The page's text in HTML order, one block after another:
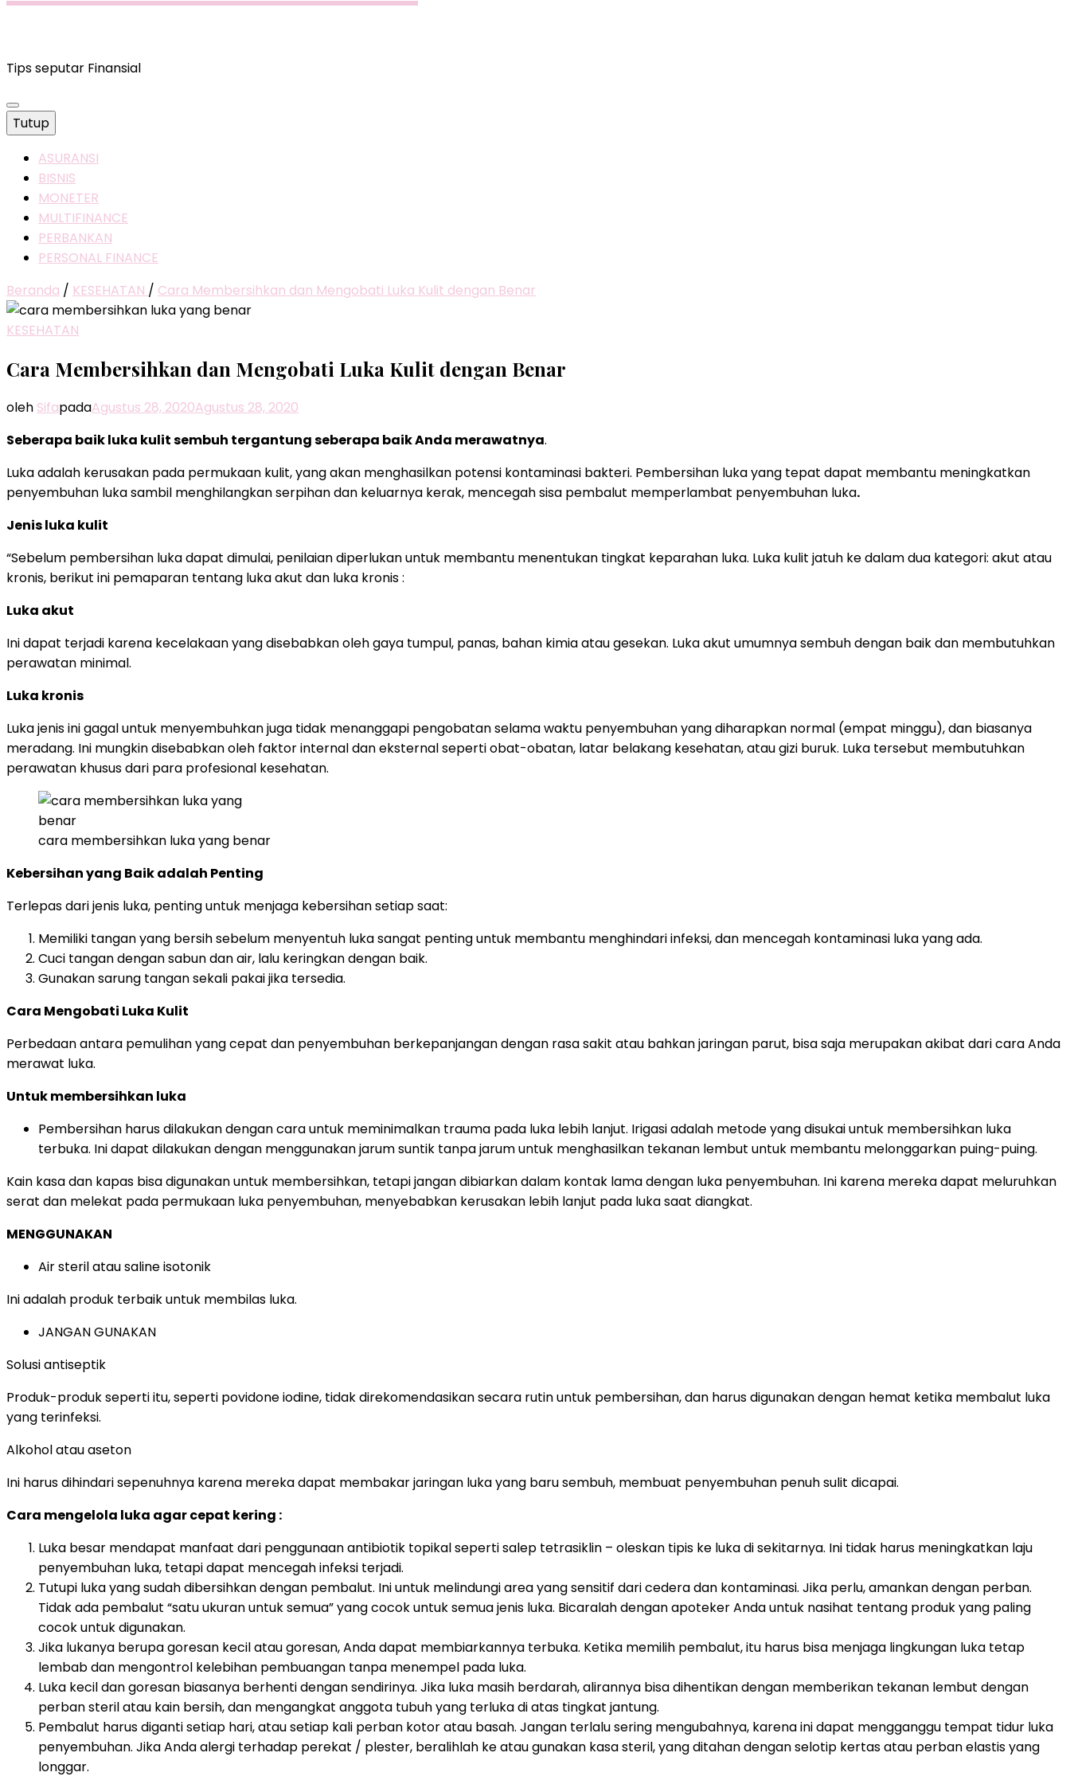
Tips seputar Finansial
Tutup
ASURANSI
BISNIS
MONETER
MULTIFINANCE
PERBANKAN
PERSONAL FINANCE
Beranda / KESEHATAN / Cara Membersihkan dan Mengobati Luka Kulit dengan Benar
KESEHATAN
Cara Membersihkan dan Mengobati Luka Kulit dengan Benar
oleh SifapadaAgustus 28, 2020Agustus 28, 2020
Seberapa baik luka kulit sembuh tergantung seberapa baik Anda merawatnya.
Luka adalah kerusakan pada permukaan kulit, yang akan menghasilkan potensi kontaminasi bakteri. Pembersihan luka yang tepat dapat membantu meningkatkan
penyembuhan luka sambil menghilangkan serpihan dan keluarnya kerak, mencegah sisa pembalut memperlambat penyembuhan luka.
Jenis luka kulit
“Sebelum pembersihan luka dapat dimulai, penilaian diperlukan untuk membantu menentukan tingkat keparahan luka. Luka kulit jatuh ke dalam dua kategori: akut atau
kronis, berikut ini pemaparan tentang luka akut dan luka kronis :
Luka akut
Ini dapat terjadi karena kecelakaan yang disebabkan oleh gaya tumpul, panas, bahan kimia atau gesekan. Luka akut umumnya sembuh dengan baik dan membutuhkan
perawatan minimal.
Luka kronis
Luka jenis ini gagal untuk menyembuhkan juga tidak menanggapi pengobatan selama waktu penyembuhan yang diharapkan normal (empat minggu), dan biasanya
meradang. Ini mungkin disebabkan oleh faktor internal dan eksternal seperti obat-obatan, latar belakang kesehatan, atau gizi buruk. Luka tersebut membutuhkan
perawatan khusus dari para profesional kesehatan.
cara membersihkan luka yang benar
Kebersihan yang Baik adalah Penting
Terlepas dari jenis luka, penting untuk menjaga kebersihan setiap saat:
Memiliki tangan yang bersih sebelum menyentuh luka sangat penting untuk membantu menghindari infeksi, dan mencegah kontaminasi luka yang ada.
Cuci tangan dengan sabun dan air, lalu keringkan dengan baik.
Gunakan sarung tangan sekali pakai jika tersedia.
Cara Mengobati Luka Kulit
Perbedaan antara pemulihan yang cepat dan penyembuhan berkepanjangan dengan rasa sakit atau bahkan jaringan parut, bisa saja merupakan akibat dari cara Anda
merawat luka.
Untuk membersihkan luka
Pembersihan harus dilakukan dengan cara untuk meminimalkan trauma pada luka lebih lanjut. Irigasi adalah metode yang disukai untuk membersihkan luka
terbuka. Ini dapat dilakukan dengan menggunakan jarum suntik tanpa jarum untuk menghasilkan tekanan lembut untuk membantu melonggarkan puing-puing.
Kain kasa dan kapas bisa digunakan untuk membersihkan, tetapi jangan dibiarkan dalam kontak lama dengan luka penyembuhan. Ini karena mereka dapat meluruhkan
serat dan melekat pada permukaan luka penyembuhan, menyebabkan kerusakan lebih lanjut pada luka saat diangkat.
MENGGUNAKAN
Air steril atau saline isotonik
Ini adalah produk terbaik untuk membilas luka.
JANGAN GUNAKAN
Solusi antiseptik
Produk-produk seperti itu, seperti povidone iodine, tidak direkomendasikan secara rutin untuk pembersihan, dan harus digunakan dengan hemat ketika membalut luka
yang terinfeksi.
Alkohol atau aseton
Ini harus dihindari sepenuhnya karena mereka dapat membakar jaringan luka yang baru sembuh, membuat penyembuhan penuh sulit dicapai.
Cara mengelola luka agar cepat kering :
Luka besar mendapat manfaat dari penggunaan antibiotik topikal seperti salep tetrasiklin – oleskan tipis ke luka di sekitarnya. Ini tidak harus meningkatkan laju
penyembuhan luka, tetapi dapat mencegah infeksi terjadi.
Tutupi luka yang sudah dibersihkan dengan pembalut. Ini untuk melindungi area yang sensitif dari cedera dan kontaminasi. Jika perlu, amankan dengan perban.
Tidak ada pembalut “satu ukuran untuk semua” yang cocok untuk semua jenis luka. Bicaralah dengan apoteker Anda untuk nasihat tentang produk yang paling
cocok untuk digunakan.
Jika lukanya berupa goresan kecil atau goresan, Anda dapat membiarkannya terbuka. Ketika memilih pembalut, itu harus bisa menjaga lingkungan luka tetap
lembab dan mengontrol kelebihan pembuangan tanpa menempel pada luka.
Luka kecil dan goresan biasanya berhenti dengan sendirinya. Jika luka masih berdarah, alirannya bisa dihentikan dengan memberikan tekanan lembut dengan
perban steril atau kain bersih, dan mengangkat anggota tubuh yang terluka di atas tingkat jantung.
Pembalut harus diganti setiap hari, atau setiap kali perban kotor atau basah. Jangan terlalu sering mengubahnya, karena ini dapat mengganggu tempat tidur luka
penyembuhan. Jika Anda alergi terhadap perekat / plester, beralihlah ke atau gunakan kasa steril, yang ditahan dengan selotip kertas atau perban elastis yang
longgar.